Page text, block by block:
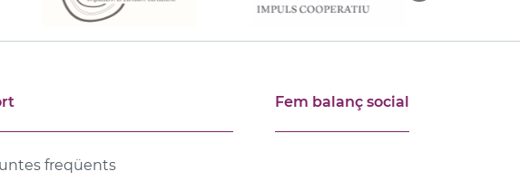
freqüents
Fem balanç social